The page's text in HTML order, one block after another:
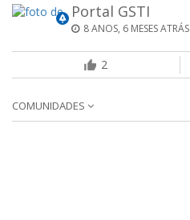
Portal GSTI
8 ANOS, 6 MESES ATRÁS
2
COMUNIDADES